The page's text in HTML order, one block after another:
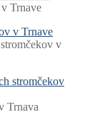
Trnave
v
Trnava